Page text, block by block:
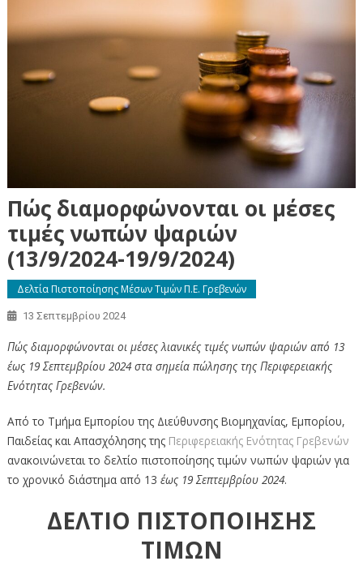
Πώς διαμορφώνονται οι μέσες
τιμές νωπών ψαριών
(13/9/2024-19/9/2024)
Δελτία Πιστοποίησης Μέσων Τιμών Π.Ε. Γρεβενών
13 Σεπτεμβρίου 2024
Πώς διαμορφώνονται οι μέσες λιανικές τιμές νωπών ψαριών από 13
έως 19 Σεπτεμβρίου 2024 στα σημεία πώλησης της Περιφερειακής
Ενότητας Γρεβενών.
Από το Τμήμα Εμπορίου της Διεύθυνσης Βιομηχανίας, Εμπορίου,
Παιδείας και Απασχόλησης της Περιφερειακής Ενότητας Γρεβενών
ανακοινώνεται το δελτίο πιστοποίησης τιμών νωπών ψαριών για
το χρονικό διάστημα από 13 έως 19 Σεπτεμβρίου 2024.
ΔΕΛΤΙΟ ΠΙΣΤΟΠΟΙΗΣΗΣ
ΤΙΜΩΝ